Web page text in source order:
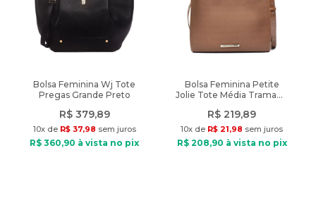
Bolsa Feminina Wj Tote
Pregas Grande Preto
R$ 379,89
10x de R$ 37,98 sem juros
R$ 360,90 à vista no pix
Bolsa Feminina Petite
Jolie Tote Média Tramado
R$ 219,89
10x de R$ 21,98 sem juros
R$ 208,90 à vista no pix